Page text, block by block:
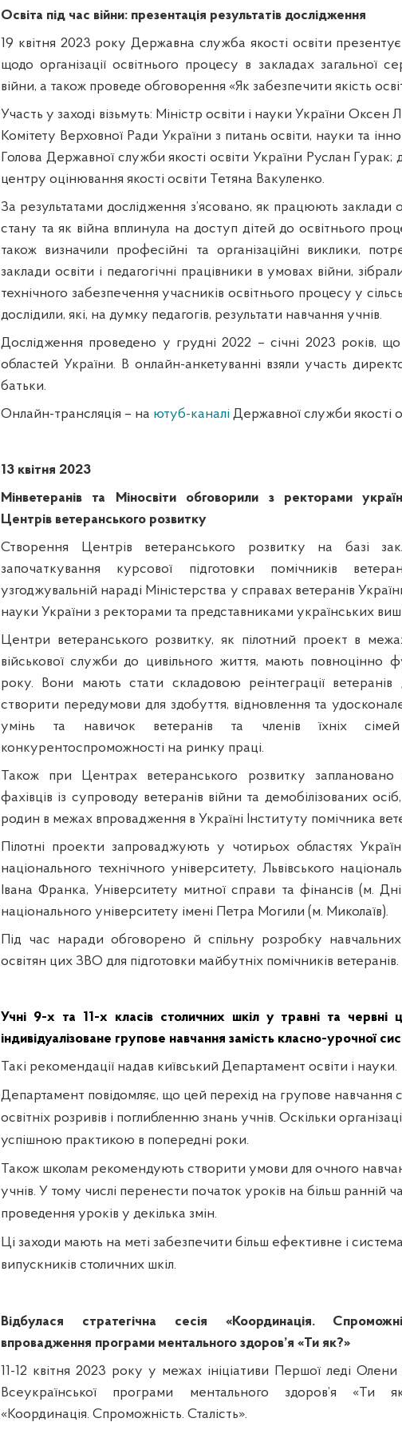
Освіта під час війни: презентація результатів дослідження
19 квітня 2023 року Державна служба якості освіти
щодо організації освітнього процесу в закладах загальної
війни, а також проведе обговорення «Як забезпечити якість
Участь у заході візьмуть: Міністр освіти і науки України Оксен
Комітету Верховної Ради України з питань освіти, науки та
Голова Державної служби якості освіти України Руслан Гурак;
центру оцінювання якості освіти Тетяна Вакуленко.
За результатами дослідження з’ясовано, як працюють заклади
стану та як війна вплинула на доступ дітей до освітнього
також визначили професійні та організаційні виклики,
заклади освіти і педагогічні працівники в умовах війни,
технічного забезпечення учасників освітнього процесу у
дослідили, які, на думку педагогів, результати навчання учнів.
Дослідження проведено у грудні 2022 – січні 2023 років,
областей України. В онлайн-анкетуванні взяли участь
батьки.
Онлайн-трансляція – на ютуб-каналі Державної служби якості
13 квітня 2023
Мінветеранів та Міносвіти обговорили з ректорами
Центрів ветеранського розвитку
Створення Центрів ветеранського розвитку на базі
започаткування курсової підготовки помічників
узгоджувальній нараді Міністерства у справах ветеранів
науки України з ректорами та представниками українських
Центри ветеранського розвитку, як пілотний проект в
військової служби до цивільного життя, мають повноцінно
року. Вони мають стати складовою реінтеграції
створити передумови для здобуття, відновлення та
умінь та навичок ветеранів та членів їхніх
конкурентоспроможності на ринку праці.
Також при Центрах ветеранського розвитку заплановано
фахівців із супроводу ветеранів війни та демобілізованих
родин в межах впровадження в Україні Інституту помічника
Пілотні проекти запроваджують у чотирьох областях
національного технічного університету, Львівського
Івана Франка, Університету митної справи та фінансів (м.
національного університету імені Петра Могили (м. Миколаїв).
Під час наради обговорено й спільну розробку
освітян цих ЗВО для підготовки майбутніх помічників ветеранів.
Учні 9-х та 11-х класів столичних шкіл у травні та червні
індивідуалізоване групове навчання замість класно-урочної
Такі рекомендації надав київський Департамент освіти і науки.
Департамент повідомляє, що цей перехід на групове навчання
освітніх розривів і поглибленню знань учнів. Оскільки
успішною практикою в попередні роки.
Також школам рекомендують створити умови для очного
учнів. У тому числі перенести початок уроків на більш ранній
проведення уроків у декілька змін.
Ці заходи мають на меті забезпечити більш ефективне і
випускників столичних шкіл.
Відбулася стратегічна сесія «Координація.
впровадження програми ментального здоров’я «Ти як?»
11-12 квітня 2023 року у межах ініціативи Першої леді Олени
Всеукраїнської програми ментального здоров’я «Ти
«Координація. Спроможність. Сталість».